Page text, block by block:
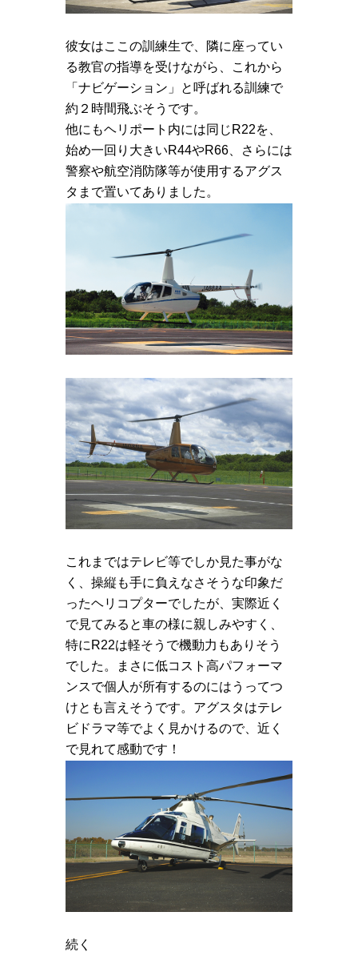
彼女はここの訓練生で、隣に座ってい
る教官の指導を受けながら、これから
「ナビゲーション」と呼ばれる訓練で
約２時間飛ぶそうです。
他にもヘリポート内には同じR22を、
始め一回り大きいR44やR66、さらには
警察や航空消防隊等が使用するアグス
タまで置いてありました。
これまではテレビ等でしか見た事がな
く、操縦も手に負えなさそうな印象だ
ったヘリコプターでしたが、実際近く
で見てみると車の様に親しみやすく、
特にR22は軽そうで機動力もありそう
でした。まさに低コスト高パフォーマ
ンスで個人が所有するのにはうってつ
けとも言えそうです。アグスタはテレ
ビドラマ等でよく見かけるので、近く
で見れて感動です！
続く